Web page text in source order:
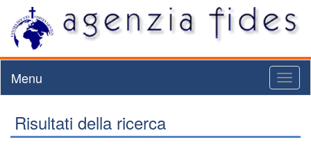
Menu
Risultati della ricerca